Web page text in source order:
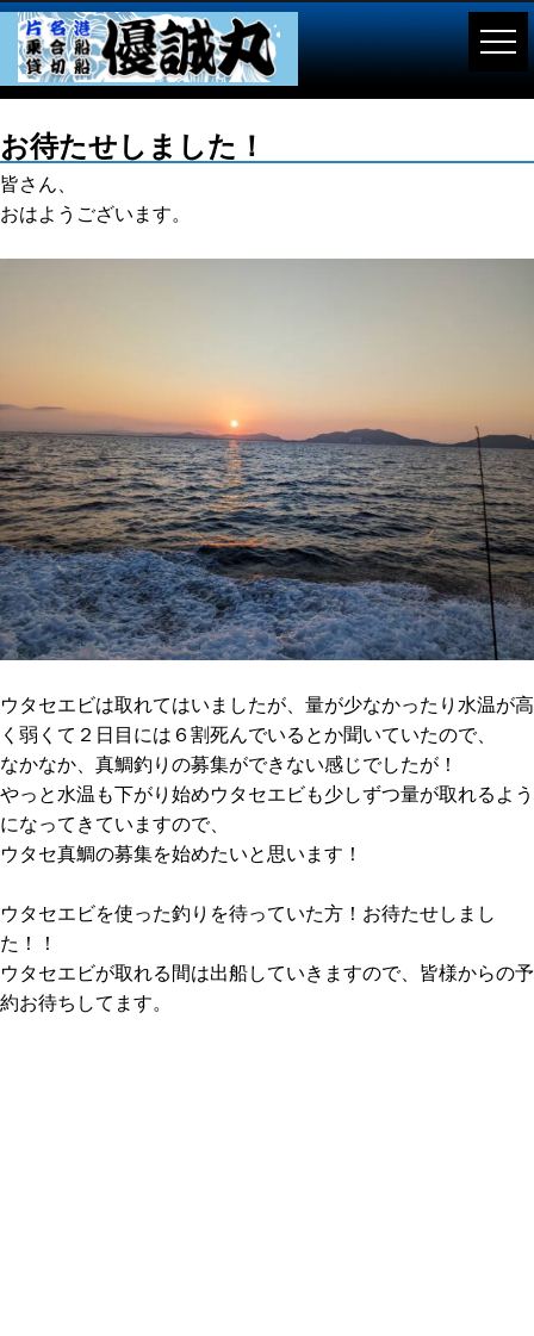
お待たせしました！
皆さん、
おはようございます。
ウタセエビは取れてはいましたが、量が少なかったり水温が高
く弱くて２日目には６割死んでいるとか聞いていたので、
なかなか、真鯛釣りの募集ができない感じでしたが！
やっと水温も下がり始めウタセエビも少しずつ量が取れるよう
になってきていますので、
ウタセ真鯛の募集を始めたいと思います！
ウタセエビを使った釣りを待っていた方！お待たせしまし
た！！
ウタセエビが取れる間は出船していきますので、皆様からの予
約お待ちしてます。